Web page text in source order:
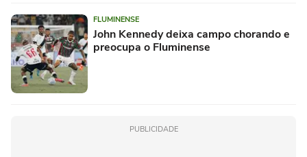
FLUMINENSE
John Kennedy deixa campo chorando e
preocupa o Fluminense
PUBLICIDADE